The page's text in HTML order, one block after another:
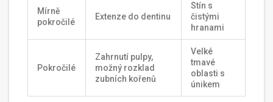
Mírně
pokročilé
Extenze do dentinu
Stín s
čistými
hranami
Pokročilé
Zahrnutí pulpy,
možný rozklad
zubních kořenů
Velké
tmavé
oblasti s
únikem